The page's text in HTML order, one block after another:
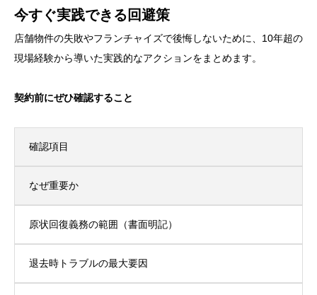
今すぐ実践できる回避策
店舗物件の失敗やフランチャイズで後悔しないために、10年超の
現場経験から導いた実践的なアクションをまとめます。
契約前にぜひ確認すること
確認項目
なぜ重要か
原状回復義務の範囲（書面明記）
退去時トラブルの最大要因